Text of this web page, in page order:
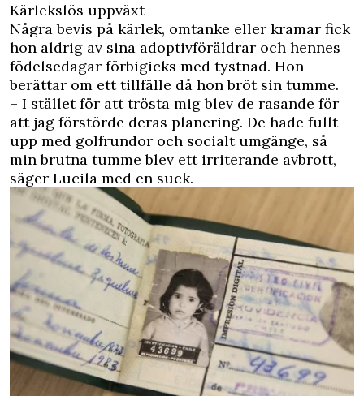
Kärlekslös uppväxt
Några bevis på kärlek, omtanke eller kramar fick
hon aldrig av sina adoptivföräldrar och hennes
födelsedagar förbigicks med tystnad. Hon
berättar om ett tillfälle då hon bröt sin tumme.
– I stället för att trösta mig blev de rasande för
att jag förstörde deras planering. De hade fullt
upp med golfrundor och socialt umgänge, så
min brutna tumme blev ett irriterande avbrott,
säger Lucila med en suck.